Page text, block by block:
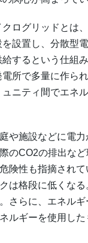
ログリッドとは
を設置し、分散型
給するという仕組
電所で多量に作ら
ュニティ間でエネ
施設などに電
のCO2の排出な
険性も指摘され
は格段に低くな
さらに、エネル
ルギーを使用し